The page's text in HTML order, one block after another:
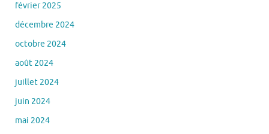
février 2025
décembre 2024
octobre 2024
août 2024
juillet 2024
juin 2024
mai 2024